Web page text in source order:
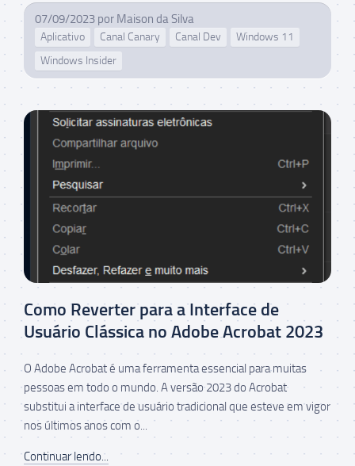
07/09/2023 por Maison da Silva
Aplicativo Canal Canary Canal Dev
Windows 11
Windows Insider
Como Reverter para a Interface de
Usuário Clássica no Adobe Acrobat 2023
O Adobe Acrobat é uma ferramenta essencial para muitas
pessoas em todo o mundo. A versão 2023 do Acrobat
substitui a interface de usuário tradicional que esteve em vigor
nos últimos anos com o...
Continuar lendo...